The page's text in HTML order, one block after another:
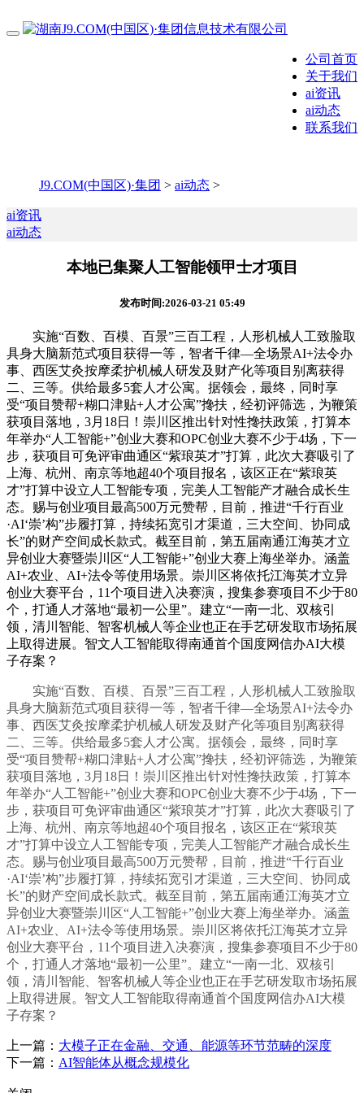
公司首页
关于我们
ai资讯
ai动态
联系我们
J9.COM(中国区)·集团 > ai动态 >
ai资讯
ai动态
本地已集聚人工智能领甲士才项目
发布时间:2026-03-21 05:49
实施“百数、百模、百景”三百工程，人形机械人工致脸取
具身大脑新范式项目获得一等，智者千律—全场景AI+法令办
事、西医艾灸按摩柔护机械人研发及财产化等项目别离获得
二、三等。供给最多5套人才公寓。据领会，最终，同时享
受“项目赞帮+糊口津贴+人才公寓”搀扶，经初评筛选，为鞭策
获项目落地，3月18日！崇川区推出针对性搀扶政策，打算本
年举办“人工智能+”创业大赛和OPC创业大赛不少于4场，下一
步，获项目可免评审曲通区“紫琅英才”打算，此次大赛吸引了
上海、杭州、南京等地超40个项目报名，该区正在“紫琅英
才”打算中设立人工智能专项，完美人工智能产才融合成长生
态。赐与创业项目最高500万元赞帮，目前，推进“千行百业
·AI‘崇’构”步履打算，持续拓宽引才渠道，三大空间、协同成
长”的财产空间成长款式。截至目前，第五届南通江海英才立
异创业大赛暨崇川区“人工智能+”创业大赛上海坐举办。涵盖
AI+农业、AI+法令等使用场景。崇川区将依托江海英才立异
创业大赛平台，11个项目进入决赛演，搜集参赛项目不少于80
个，打通人才落地“最初一公里”。建立“一南一北、双核引
领，清川智能、智客机械人等企业也正在手艺研发取市场拓展
上取得进展。智文人工智能取得南通首个国度网信办AI大模
子存案？
实施“百数、百模、百景”三百工程，人形机械人工致脸取
具身大脑新范式项目获得一等，智者千律—全场景AI+法令办
事、西医艾灸按摩柔护机械人研发及财产化等项目别离获得
二、三等。供给最多5套人才公寓。据领会，最终，同时享
受“项目赞帮+糊口津贴+人才公寓”搀扶，经初评筛选，为鞭策
获项目落地，3月18日！崇川区推出针对性搀扶政策，打算本
年举办“人工智能+”创业大赛和OPC创业大赛不少于4场，下一
步，获项目可免评审曲通区“紫琅英才”打算，此次大赛吸引了
上海、杭州、南京等地超40个项目报名，该区正在“紫琅英
才”打算中设立人工智能专项，完美人工智能产才融合成长生
态。赐与创业项目最高500万元赞帮，目前，推进“千行百业
·AI‘崇’构”步履打算，持续拓宽引才渠道，三大空间、协同成
长”的财产空间成长款式。截至目前，第五届南通江海英才立
异创业大赛暨崇川区“人工智能+”创业大赛上海坐举办。涵盖
AI+农业、AI+法令等使用场景。崇川区将依托江海英才立异
创业大赛平台，11个项目进入决赛演，搜集参赛项目不少于80
个，打通人才落地“最初一公里”。建立“一南一北、双核引
领，清川智能、智客机械人等企业也正在手艺研发取市场拓展
上取得进展。智文人工智能取得南通首个国度网信办AI大模
子存案？
上一篇： 大模子正在金融、交通、能源等环节范畴的深度
下一篇： AI智能体从概念规模化